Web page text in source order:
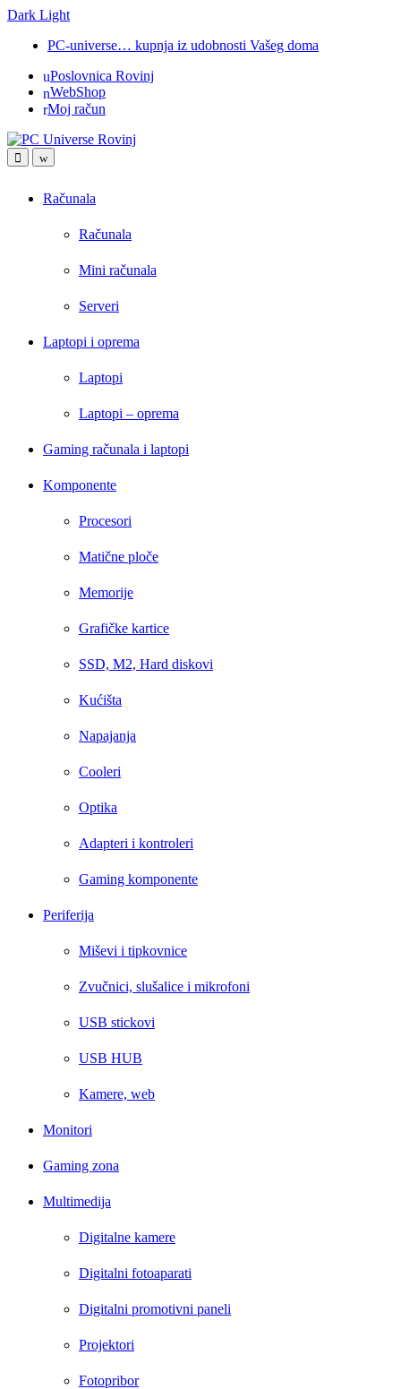
Dark Light
navigation
content
PC-universe… kupnja iz udobnosti Vašeg doma
Poslovnica Rovinj
WebShop
Moj račun
OpenClose
Računala
Računala
Mini računala
Serveri
Laptopi i oprema
Laptopi
Laptopi – oprema
Gaming računala i laptopi
Komponente
Procesori
Matične ploče
Memorije
Grafičke kartice
SSD, M2, Hard diskovi
Kućišta
Napajanja
Cooleri
Optika
Adapteri i kontroleri
Gaming komponente
Periferija
Miševi i tipkovnice
Zvučnici, slušalice i mikrofoni
USB stickovi
USB HUB
Kamere, web
Monitori
Gaming zona
Multimedija
Digitalne kamere
Digitalni fotoaparati
Digitalni promotivni paneli
Projektori
Fotopribor